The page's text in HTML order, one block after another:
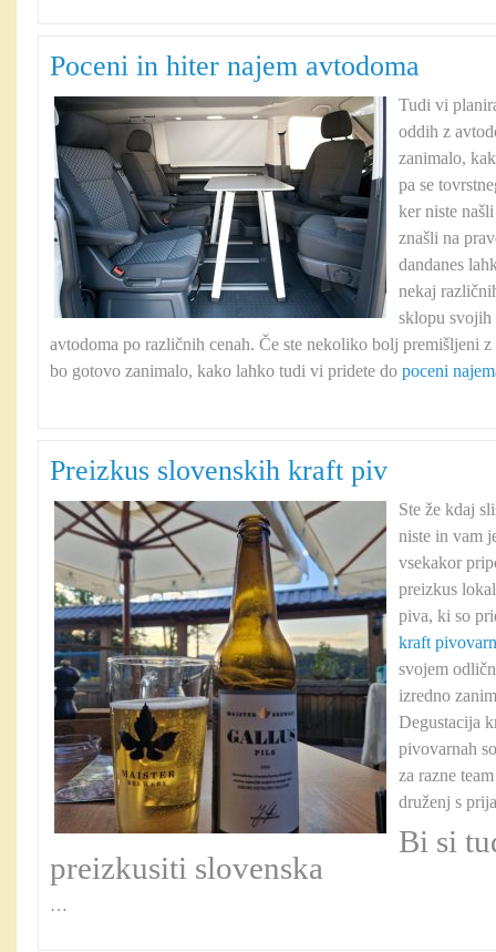
Poceni in hiter najem avtodoma
Tudi vi
oddih z
zanimalo,
pa se
ker niste
znašli na
dandanes
nekaj
sklopu svojih
avtodoma po različnih cenah. Če ste nekoliko bolj premišljeni z
bo gotovo zanimalo, kako lahko tudi vi pridete do poceni
Preizkus slovenskih kraft piv
Ste že kdaj
niste in vam
vsekakor
preizkus
piva, ki so
kraft
svojem
izredno
Degustacija
pivovarnah
za razne
druženj s
Bi si
preizkusiti slovenska
…